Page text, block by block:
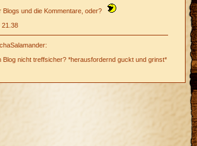
Blogs und die Kommentare, oder?
21.38
Blog nicht treffsicher? *herausfordernd guckt und grinst*